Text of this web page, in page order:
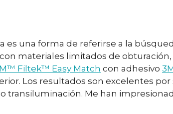
es una forma de referirse a la
materiales limitados de obturación,
Filtek™ Easy Match con adhesivo
Los resultados son excelentes
transiluminación. Me han